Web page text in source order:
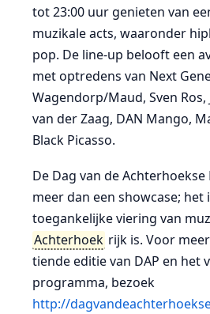
tot 23:00 uur genieten van
muzikale acts, waaronder
pop. De line-up belooft een
met optredens van Next
Wagendorp/Maud, Sven
van der Zaag, DAN Mango,
Black Picasso.
De Dag van de
meer dan een showcase; het
toegankelijke viering van
Achterhoek rijk is. Voor
tiende editie van DAP en het
programma, bezoek
http://